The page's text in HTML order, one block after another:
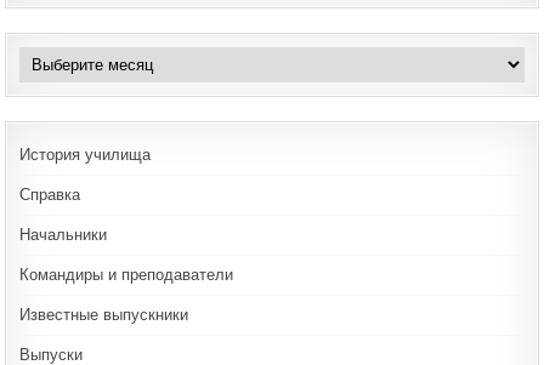
Архивы
История училища
Справка
Начальники
Командиры и преподаватели
Известные выпускники
Выпуски